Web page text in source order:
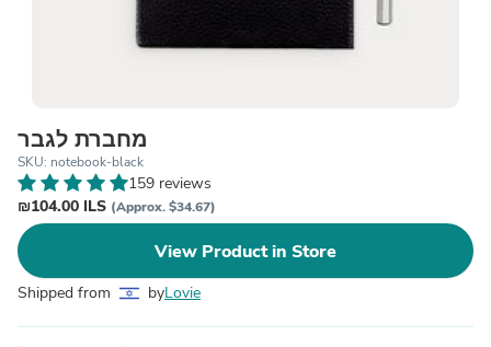
מחברת לגבר
SKU: notebook-black
159 reviews
₪104.00 ILS (Approx. $34.67)
View Product in Store
Shipped from byLovie